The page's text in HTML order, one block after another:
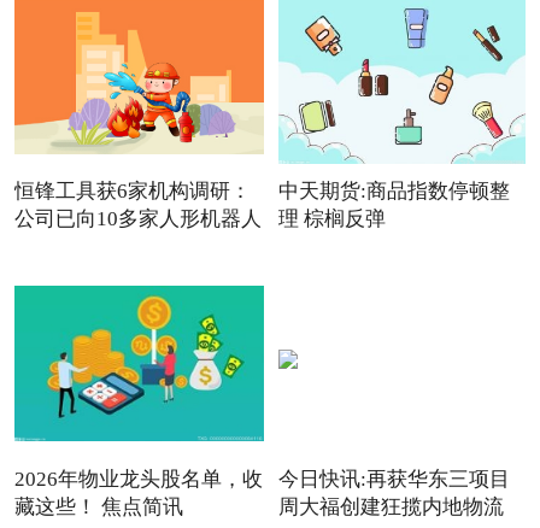
恒锋工具获6家机构调研：
公司已向10多家人形机器人
中天期货:商品指数停顿整
理 棕榈反弹
2026年物业龙头股名单，收
藏这些！ 焦点简讯
今日快讯:再获华东三项目
周大福创建狂揽内地物流